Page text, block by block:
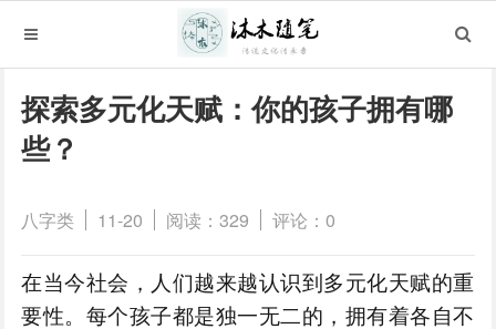
探索多元化天赋：你的孩子拥有哪
些？
八字类 11-20 阅读：329 评论：0
在当今社会，人们越来越认识到多元化天赋的重
要性。每个孩子都是独一无二的，拥有着各自不